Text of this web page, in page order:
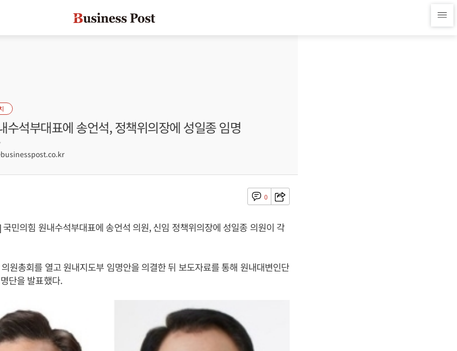
수석부대표에 송언석, 정책위의장에 성일종 임명
0
민의힘 원내수석부대표에 송언석 의원, 신임 정책위의장에 성일종 의원이 각
원총회를 열고 원내지도부 임명안을 의결한 뒤 보도자료를 통해 원내대변인단
단을 발표했다.